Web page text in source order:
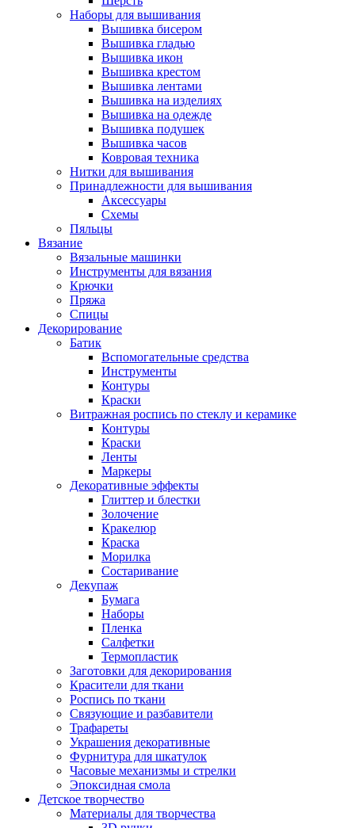
Наборы для вышивания
Вышивка бисером
Вышивка гладью
Вышивка икон
Вышивка крестом
Вышивка лентами
Вышивка на изделиях
Вышивка на одежде
Вышивка подушек
Вышивка часов
Ковровая техника
Нитки для вышивания
Принадлежности для вышивания
Аксессуары
Схемы
Пяльцы
Вязание
Вязальные машинки
Инструменты для вязания
Крючки
Пряжа
Спицы
Декорирование
Батик
Вспомогательные средства
Инструменты
Контуры
Краски
Витражная роспись по стеклу и керамике
Контуры
Краски
Ленты
Маркеры
Декоративные эффекты
Глиттер и блестки
Золочение
Кракелюр
Краска
Морилка
Состаривание
Декупаж
Бумага
Наборы
Пленка
Салфетки
Термопластик
Заготовки для декорирования
Красители для ткани
Роспись по ткани
Связующие и разбавители
Трафареты
Украшения декоративные
Фурнитура для шкатулок
Часовые механизмы и стрелки
Эпоксидная смола
Детское творчество
Материалы для творчества